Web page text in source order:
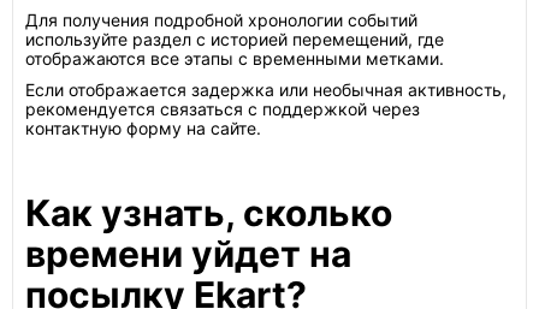
Для получения подробной хронологии событий
используйте раздел с историей перемещений, где
отображаются все этапы с временными метками.
Если отображается задержка или необычная активность,
рекомендуется связаться с поддержкой через
контактную форму на сайте.
Как узнать, сколько
времени уйдет на
посылку Ekart?